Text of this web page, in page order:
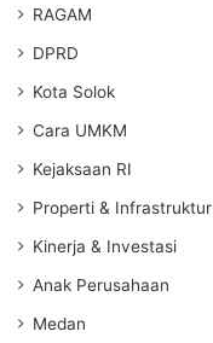
RAGAM
DPRD
Kota Solok
Cara UMKM
Kejaksaan RI
Properti & Infrastruktur
Kinerja & Investasi
Anak Perusahaan
Medan